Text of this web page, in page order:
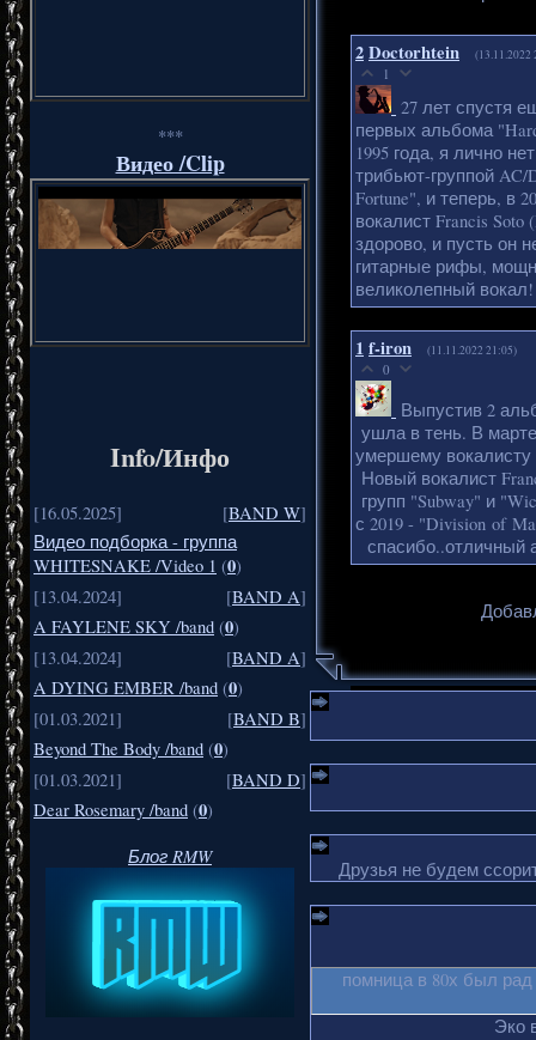
***
Видео /Clip
Info/Инфо
[16.05.2025] [BAND W]
Видео подборка - группа
WHITESNAKE /Video 1 (0)
[13.04.2024]
[BAND A]
A FAYLENE SKY /band (0)
[13.04.2024]
[BAND A]
A DYING EMBER /band (0)
[01.03.2021]
[BAND B]
Beyond The Body /band (0)
[01.03.2021]
[BAND D]
Dear Rosemary /band (0)
Блог RMW
2Doctorhtein (13.11.2022
1
27 лет спустя
первых альбома
1995 года, я лично
трибьют-группой AC/
Fortune", и теперь, в
вокалист Francis
здорово, и пусть он
гитарные рифы,
великолепный
1f-iron (11.11.2022 21:05)
0
Выпустив 2
ушла в тень. В
умершему вокалисту
Новый вокалист
групп "Subway" и
с 2019 - "Division of
спасибо..отличный
Друзья не будем
помница в 80х был
Эко